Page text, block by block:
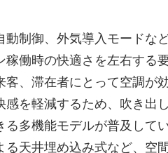
制御、外気導入モードな
働時の快適さを左右する
、滞在者にとって空調が
を軽減するため、吹き出
多機能モデルが普及して
天井埋め込み式など、空